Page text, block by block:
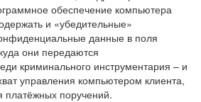
обеспечение компьютера
и «убедительные»
данные в поля
они передаются
криминального инструментария – и
управления компьютером клиента,
поручений.